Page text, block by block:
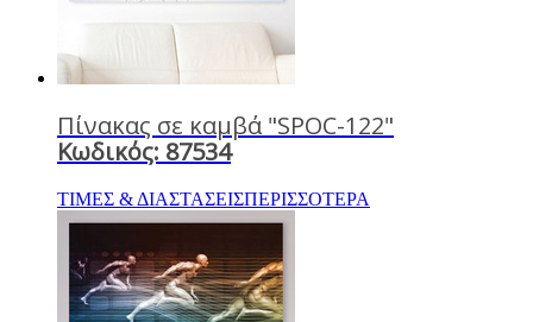
Πίνακας σε καμβά "SPOC-122"
Κωδικός: 87534
ΤΙΜΕΣ & ΔΙΑΣΤΑΣΕΙΣΠΕΡΙΣΣΟΤΕΡΑ